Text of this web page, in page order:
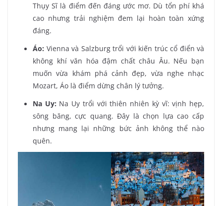
Thụy Sĩ là điểm đến đáng ước mơ. Dù tổn phí khá
cao nhưng trải nghiệm đem lại hoàn toàn xứng
đáng.
Áo: Vienna và Salzburg trổi với kiến trúc cổ điển và
không khí văn hóa đậm chất châu Âu. Nếu bạn
muốn vừa khám phá cảnh đẹp, vừa nghe nhạc
Mozart, Áo là điểm dừng chân lý tưởng.
Na Uy: Na Uy trổi với thiên nhiên kỳ vĩ: vịnh hẹp,
sông băng, cực quang. Đây là chọn lựa cao cấp
nhưng mang lại những bức ảnh không thể nào
quên.